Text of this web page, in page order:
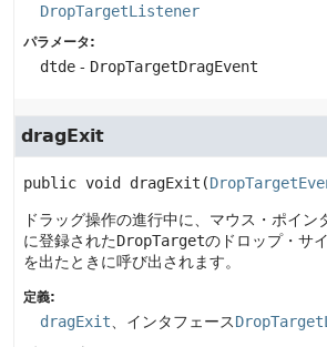
DropTargetListener
パラメータ:
dtde - DropTargetDragEvent
dragExit
public void dragExit (
ドラッグ操作の進行中に、マウス・ポイン
に登録されたDropTargetのドロップ・サ
を出たときに呼び出されます。
定義:
dragExit 、インタフェース